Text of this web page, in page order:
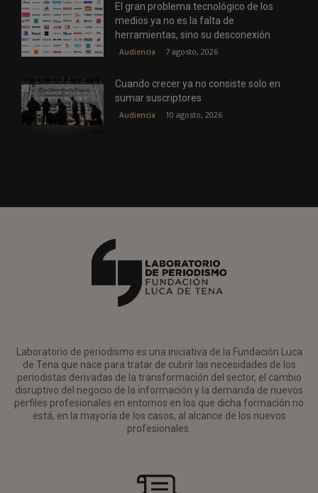
El gran problema tecnológico de los
medios ya no es la falta de
herramientas, sino su desconexión
Audiencia 7 agosto, 2026
Cuando crecer ya no consiste solo en
sumar suscriptores
Audiencia 10 agosto, 2026
Laboratorio de periodismo es una iniciativa de la Fundación Luca
de Tena que nace para tratar de cubrir las necesidades de los
periodistas derivadas de la transformación del sector, el cambio
disruptivo del negocio de la información y la demanda de nuevos
perfiles profesionales en entornos en los que dicha formación no
está, en la mayoría de los casos, al alcance de los nuevos
profesionales.